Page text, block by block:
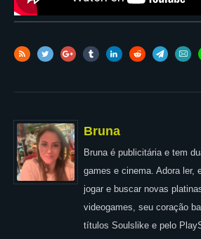
Bruna
Bruna é publicitária e tem
games e cinema. Adora ler,
jogar e buscar novas
videogames, seu coração
títulos Soulslike e pelo